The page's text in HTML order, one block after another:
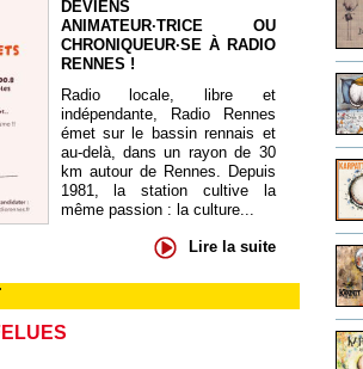
DEVIENS
ANIMATEUR·TRICE OU
CHRONIQUEUR·SE À RADIO
RENNES !
Radio locale, libre et
indépendante, Radio Rennes
émet sur le bassin rennais et
au-delà, dans un rayon de 30
km autour de Rennes. Depuis
1981, la station cultive la
même passion : la culture...
Lire la suite